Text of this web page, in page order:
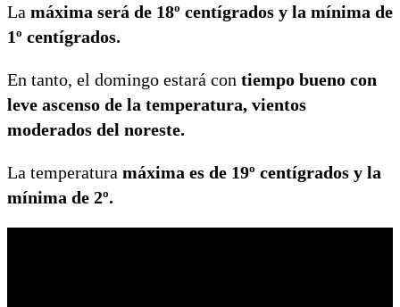
La máxima será de 18º centígrados y la mínima de
1º centígrados.
En tanto, el domingo estará con tiempo bueno con
leve ascenso de la temperatura, vientos
moderados del noreste.
La temperatura máxima es de 19º centígrados y la
mínima de 2º.